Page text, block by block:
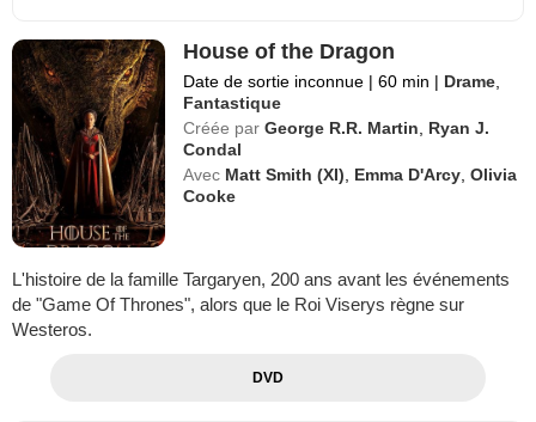
House of the Dragon
Date de sortie inconnue | 60 min | Drame
Fantastique
Créée par George R.R. Martin
Ryan J.
Condal
Avec Matt Smith (XI) Emma D'Arcy ,Olivia
Cooke
L'histoire de la famille Targaryen, 200 ans avant les événements
de "Game Of Thrones", alors que le Roi Viserys règne sur
Westeros.
DVD